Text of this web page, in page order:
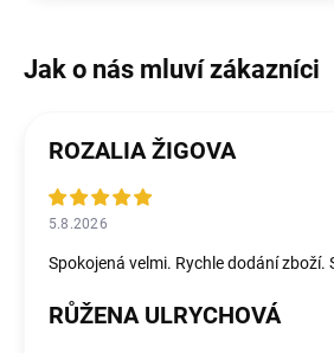
ROZALIA ŽIGOVA
5.8.2026
Spokojená velmi. Rychle dodání zboží.
RŮŽENA ULRYCHOVÁ